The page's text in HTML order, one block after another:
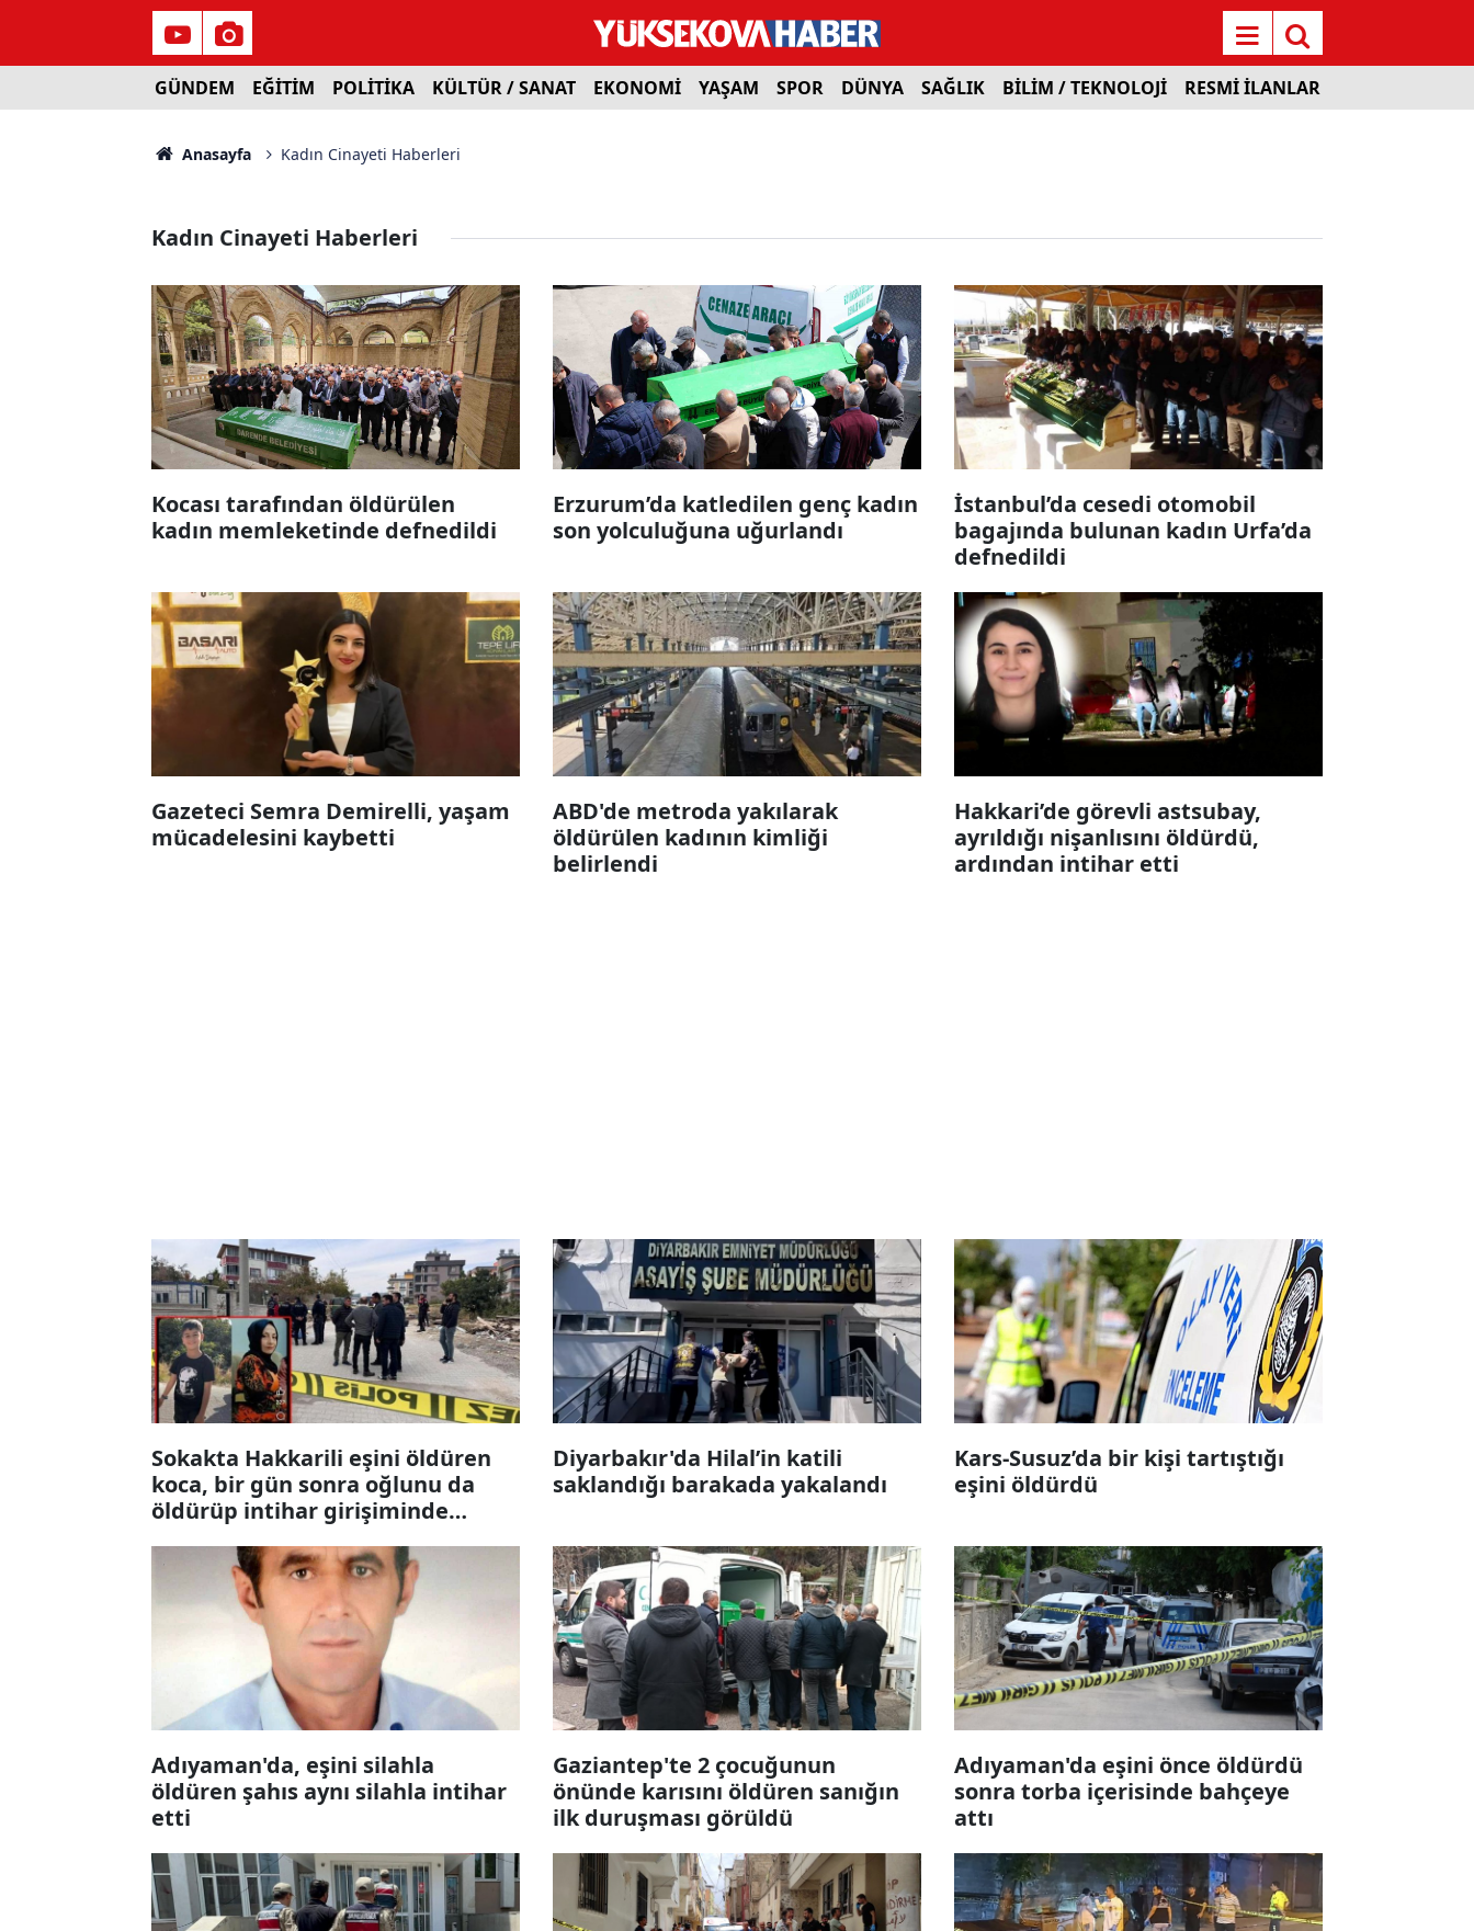
GÜNDEM EĞİTİM POLİTİKA KÜLTÜR / SANAT EKONOMİ YAŞAM SPOR DÜNYA SAĞLIK BİLİM / TEKNOLOJİ RESMİ İLANLAR
Anasayfa Kadın Cinayeti Haberleri
Kadın Cinayeti Haberleri
Kocası tarafından öldürülen
kadın memleketinde defnedildi
Erzurum’da katledilen genç kadın
son yolculuğuna uğurlandı
İstanbul’da cesedi otomobil
bagajında bulunan kadın Urfa’da
defnedildi
Gazeteci Semra Demirelli, yaşam
mücadelesini kaybetti
ABD'de metroda yakılarak
öldürülen kadının kimliği
belirlendi
Hakkari’de görevli astsubay,
ayrıldığı nişanlısını öldürdü,
ardından intihar etti
Sokakta Hakkarili eşini öldüren
koca, bir gün sonra oğlunu da
öldürüp intihar girişiminde
Diyarbakır'da Hilal’in katili
saklandığı barakada yakalandı
Kars-Susuz’da bir kişi tartıştığı
eşini öldürdü
Adıyaman'da, eşini silahla
öldüren şahıs aynı silahla intihar
etti
Gaziantep'te 2 çocuğunun
önünde karısını öldüren sanığın
ilk duruşması görüldü
Adıyaman'da eşini önce öldürdü
sonra torba içerisinde bahçeye
attı